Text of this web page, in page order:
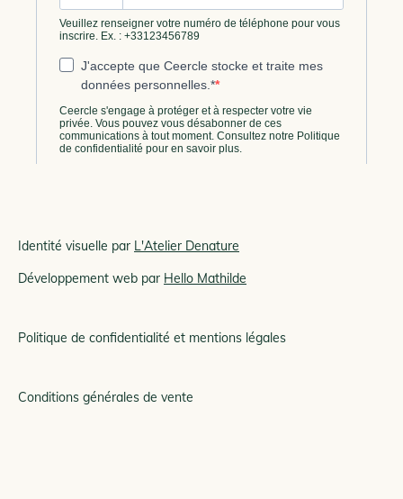
Identité visuelle par L'Atelier Denature
Développement web par Hello Mathilde
Politique de confidentialité et mentions légales
Conditions générales de vente